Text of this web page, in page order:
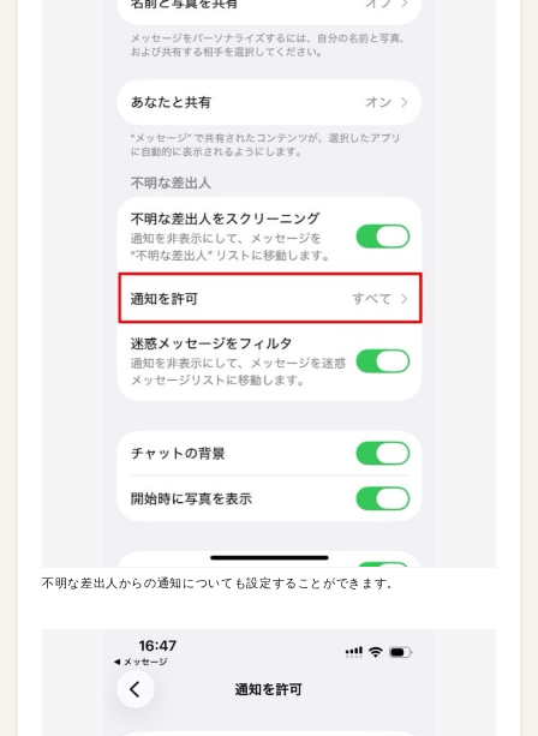
不明な差出人からの通知についても設定することができます。